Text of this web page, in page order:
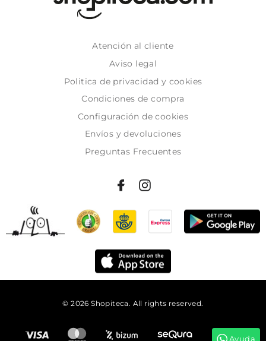
Atención al cliente
Aviso legal
Politica de privacidad y cookies
Condiciones de compra
Configuración de cookies
Envíos y devoluciones
Preguntas Frecuentes
© 2026 Shopiteca. All rights reserved.
Ayuda